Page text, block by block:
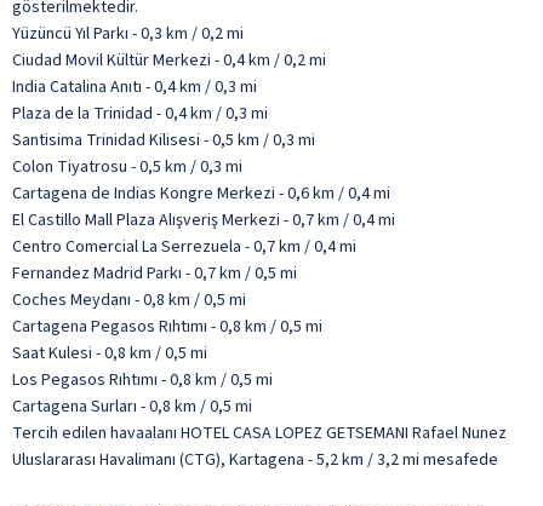
gösterilmektedir.
Yüzüncü Yıl Parkı - 0,3 km / 0,2 mi
Ciudad Movil Kültür Merkezi - 0,4 km / 0,2 mi
India Catalina Anıtı - 0,4 km / 0,3 mi
Plaza de la Trinidad - 0,4 km / 0,3 mi
Santisima Trinidad Kilisesi - 0,5 km / 0,3 mi
Colon Tiyatrosu - 0,5 km / 0,3 mi
Cartagena de Indias Kongre Merkezi - 0,6 km / 0,4 mi
El Castillo Mall Plaza Alışveriş Merkezi - 0,7 km / 0,4 mi
Centro Comercial La Serrezuela - 0,7 km / 0,4 mi
Fernandez Madrid Parkı - 0,7 km / 0,5 mi
Coches Meydanı - 0,8 km / 0,5 mi
Cartagena Pegasos Rıhtımı - 0,8 km / 0,5 mi
Saat Kulesi - 0,8 km / 0,5 mi
Los Pegasos Rıhtımı - 0,8 km / 0,5 mi
Cartagena Surları - 0,8 km / 0,5 mi
Tercih edilen havaalanı HOTEL CASA LOPEZ GETSEMANI Rafael Nunez
Uluslararası Havalimanı (CTG), Kartagena - 5,2 km / 3,2 mi mesafede